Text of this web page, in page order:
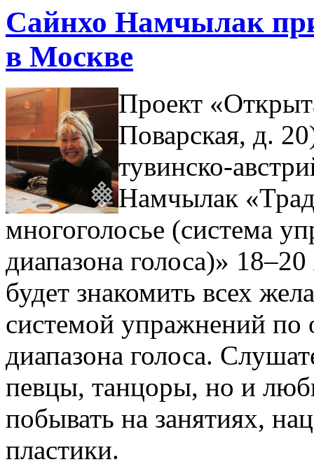
Сайнхо Намчылак
в Москве
Проект
Поварская, д.
тувинско-
Намчылак
многоголосье (система
диапазона голоса)»
будет знакомить всех
системой упражнений
диапазона голоса.
певцы, танцоры, но и
побывать на занятиях,
пластики.